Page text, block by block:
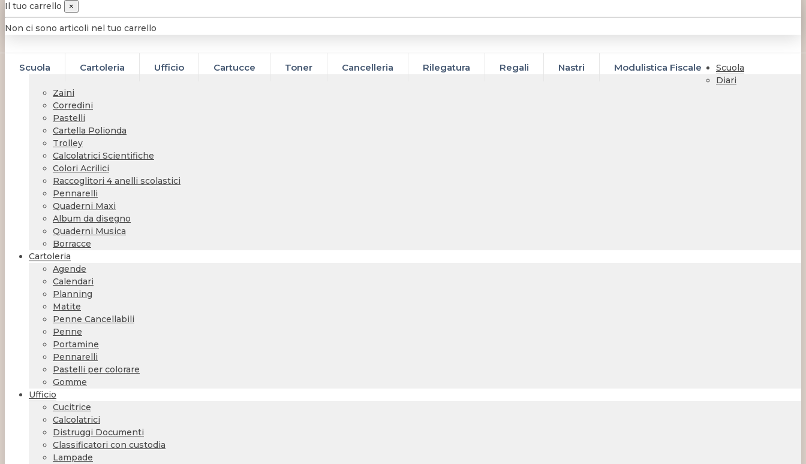
Il tuo carrello
×
Non ci sono articoli nel tuo carrello
Scuola Cartoleria Ufficio Cartucce Toner Cancelleria Rilegatura Regali Nastri Modulistica Fiscale
Scuola
Diari
Zaini
Corredini
Pastelli
Cartella Polionda
Trolley
Calcolatrici Scientifiche
Colori Acrilici
Raccoglitori 4 anelli scolastici
Pennarelli
Quaderni Maxi
Album da disegno
Quaderni Musica
Borracce
Cartoleria
Agende
Calendari
Planning
Matite
Penne Cancellabili
Penne
Portamine
Pennarelli
Pastelli per colorare
Gomme
Ufficio
Cucitrice
Calcolatrici
Distruggi Documenti
Classificatori con custodia
Lampade